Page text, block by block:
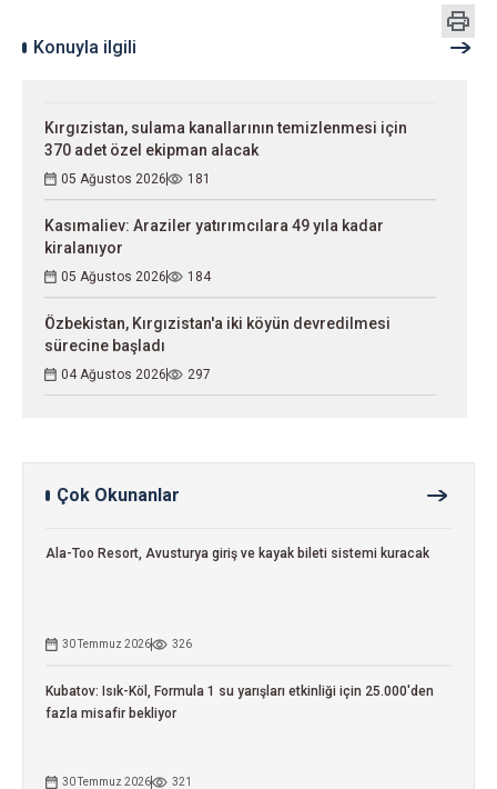
Konuyla ilgili
Kırgızistan, sulama kanallarının temizlenmesi için
370 adet özel ekipman alacak
05 Ağustos 2026 181
Kasımaliev: Araziler yatırımcılara 49 yıla kadar
kiralanıyor
05 Ağustos 2026 184
Özbekistan, Kırgızistan'a iki köyün devredilmesi
sürecine başladı
04 Ağustos 2026 297
Çok Okunanlar
Ala-Too Resort, Avusturya giriş ve kayak bileti sistemi kuracak
30 Temmuz 2026 326
Kubatov: Isık-Köl, Formula 1 su yarışları etkinliği için 25.000'den
fazla misafir bekliyor
30 Temmuz 2026 321